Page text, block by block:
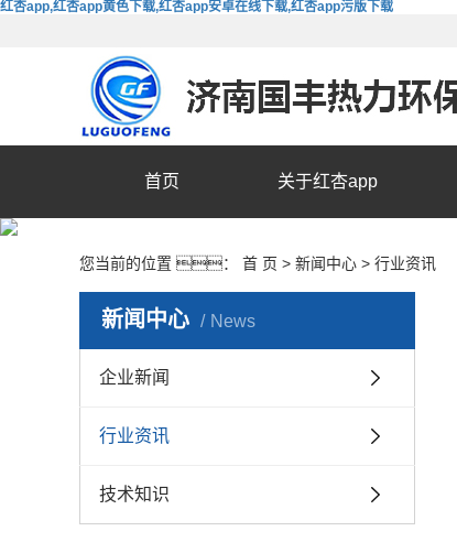
红杏app,红杏app黄色下载,红杏app安卓在线下载,红杏app污版下载
首页 关于红杏app
您当前的位置 ： 首 页 > 新闻中心 > 行业资讯
新闻中心 News
企业新闻
行业资讯
技术知识